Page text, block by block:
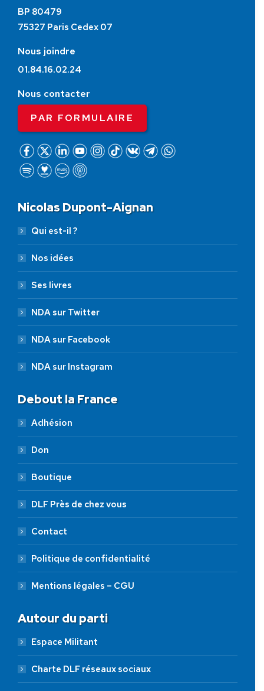
BP 80479
75327 Paris Cedex 07
Nous joindre
01.84.16.02.24
Nous contacter
PAR FORMULAIRE
Nicolas Dupont-Aignan
Qui est-il ?
Nos idées
Ses livres
NDA sur Twitter
NDA sur Facebook
NDA sur Instagram
Debout la France
Adhésion
Don
Boutique
DLF Près de chez vous
Contact
Politique de confidentialité
Mentions légales – CGU
Autour du parti
Espace Militant
Charte DLF réseaux sociaux